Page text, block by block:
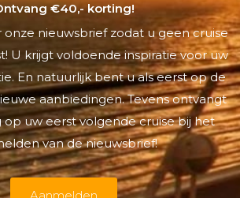
€40,- korting!
onze nieuwsbrief zodat u geen cruise
U krijgt voldoende inspiratie voor uw
En natuurlijk bent u als eerst op de
aanbiedingen. Tevens ontvangt
op uw eerst volgende cruise bij het
van de nieuwsbrief!